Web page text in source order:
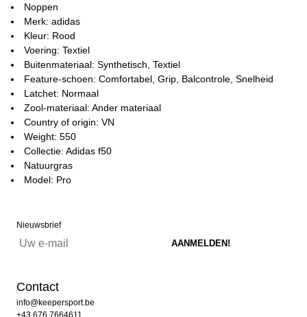
Noppen
Merk: adidas
Kleur: Rood
Voering: Textiel
Buitenmateriaal: Synthetisch, Textiel
Feature-schoen: Comfortabel, Grip, Balcontrole, Snelheid
Latchet: Normaal
Zool-materiaal: Ander materiaal
Country of origin: VN
Weight: 550
Collectie: Adidas f50
Natuurgras
Model: Pro
Nieuwsbrief
Contact
info@keepersport.be
+43 676 7664611